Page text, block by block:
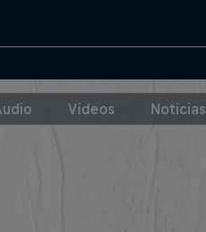
Videos Noticias